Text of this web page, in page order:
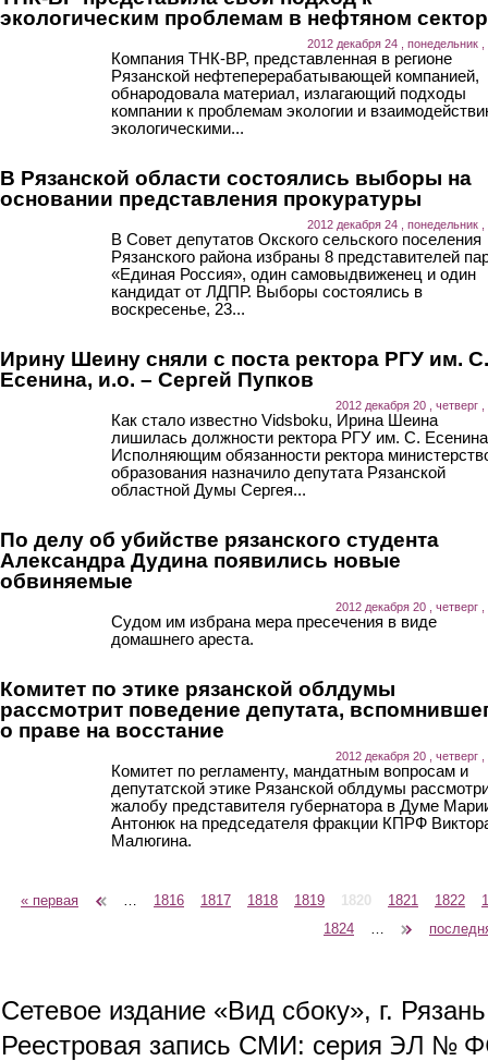
экологическим проблемам в нефтяном
2012 декабря 24 , понедельник ,
Компания ТНК-BP, представленная в регионе
Рязанской нефтеперерабатывающей компанией,
обнародовала материал, излагающий подходы
компании к проблемам экологии и
экологическими...
В Рязанской области состоялись выборы на
основании представления прокуратуры
2012 декабря 24 , понедельник ,
В Совет депутатов Окского сельского поселения
Рязанского района избраны 8 представителей
«Единая Россия», один самовыдвиженец и один
кандидат от ЛДПР. Выборы состоялись в
воскресенье, 23...
Ирину Шеину сняли с поста ректора РГУ им. С.
Есенина, и.о. – Сергей Пупков
2012 декабря 20 , четверг ,
Как стало известно Vidsboku, Ирина Шеина
лишилась должности ректора РГУ им. С.
Исполняющим обязанности ректора
образования назначило депутата Рязанской
областной Думы Сергея...
По делу об убийстве рязанского студента
Александра Дудина появились новые
обвиняемые
2012 декабря 20 , четверг ,
Судом им избрана мера пресечения в виде
домашнего ареста.
Комитет по этике рязанской облдумы
рассмотрит поведение депутата,
о праве на восстание
2012 декабря 20 , четверг ,
Комитет по регламенту, мандатным вопросам и
депутатской этике Рязанской облдумы
жалобу представителя губернатора в Думе
Антонюк на председателя фракции КПРФ
Малюгина.
Страницы
« первая 1816 1817 1818 1819 1820 1821 1822
1824
Сетевое издание «Вид сбоку», г.
Реестровая запись СМИ: серия ЭЛ №